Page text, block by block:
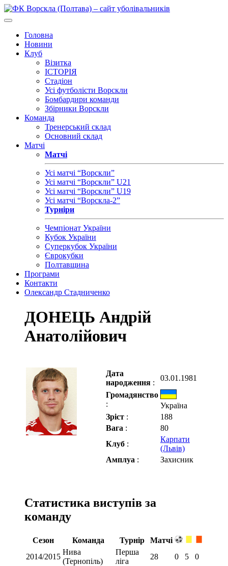
Головна
Новини
Клуб
Візитка
ІСТОРІЯ
Стадіон
Усі футболісти Ворскли
Бомбардири команди
Збірники Ворскли
Команда
Тренерський склад
Основний склад
Матчі
Матчі
Усі матчі “Ворскли”
Усі матчі “Ворскли” U21
Усі матчі “Ворскли” U19
Усі матчі “Ворскла-2”
Турніри
Чемпіонат України
Кубок України
Суперкубок України
Єврокубки
Полтавщина
Програми
Контакти
Олександр Стадниченко
ДОНЕЦЬ Андрій
Анатолійович
Дата
народження :
03.01.1981
Громадянство
:
Україна
Зріст :
188
Вага :
80
Клуб :
Карпати
(Львів)
Амплуа : Захисник
Статистика виступів за
команду
Сезон Команда Турнір
Матчі
2014/2015
Нива
(Тернопіль)
Перша
ліга
28 0 5 0